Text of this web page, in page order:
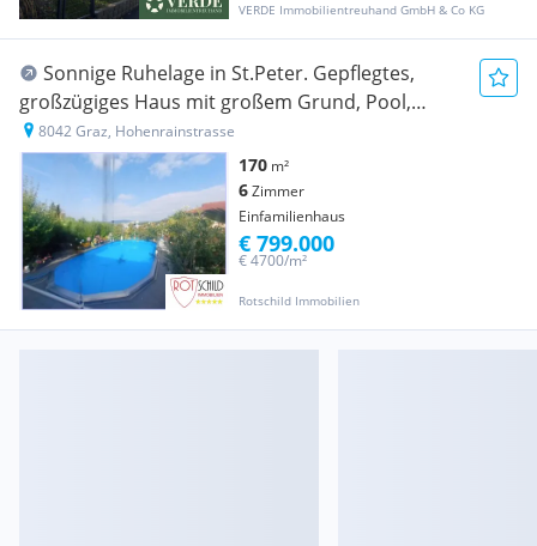
VERDE Immobilientreuhand GmbH & Co KG
Sonnige Ruhelage in St.Peter. Gepflegtes,
großzügiges Haus mit großem Grund, Pool,
Terrassen,...
8042 Graz, Hohenrainstrasse
170 m²
6Zimmer
Einfamilienhaus
Rotschild Immobilien
€ 4700/m²
€ 799.000